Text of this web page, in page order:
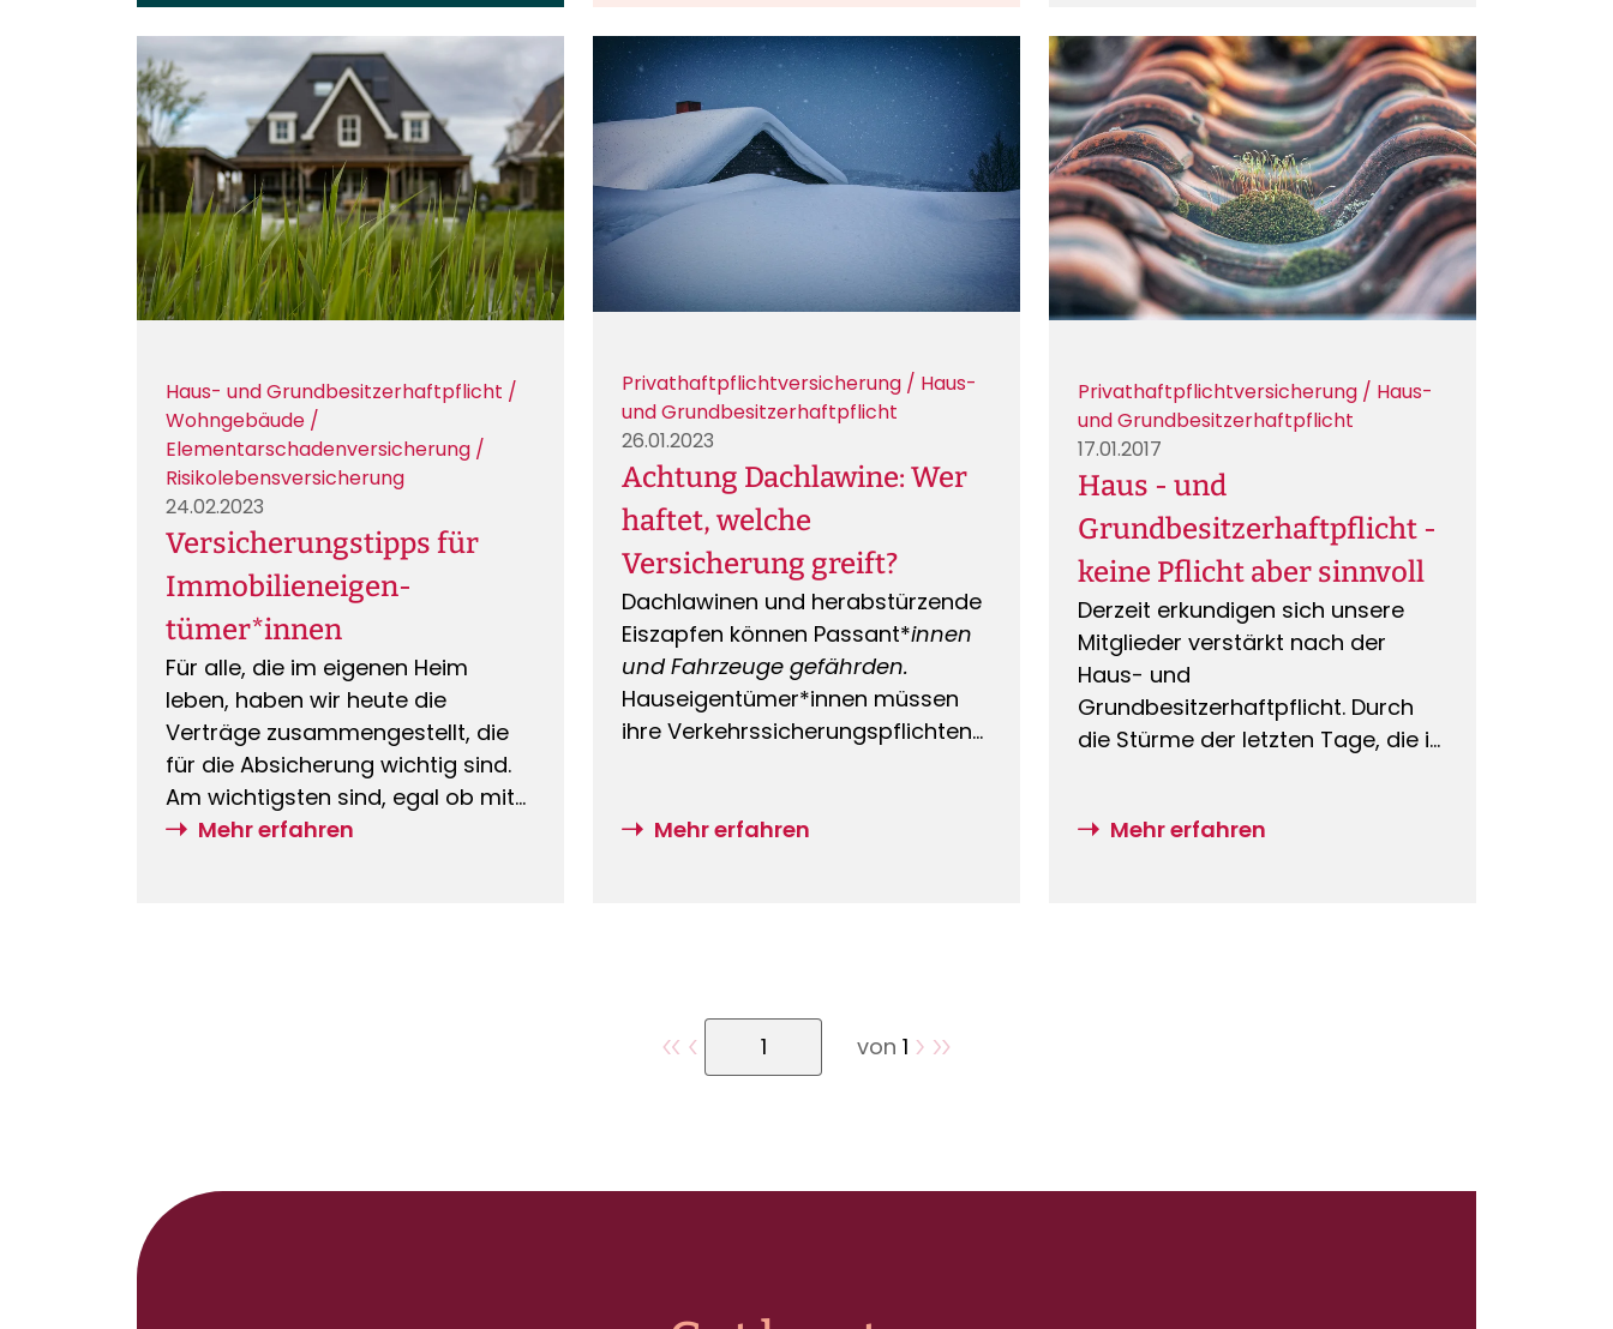
beste Absicherung für
Eigentumswohnungen? Während
die Gemeinschaft für das
Gemeinschaftseigentum
zuständig ist, sind
Eigentümer*innen selbst für den
Schutz ihres Sondereigentums
verantwortlich. Welche
Versicherungen für die
Eigentumswohnung sinnvoll und
Versicherung für Schäden
aufkommt, eine entscheidende
Rolle. Ebenso wichtig ist, was in
den Versicherungsbedingungen
steht. In diesem Ratgeber
erfahren Sie, welche
Versicherungen in den jeweiligen
Fällen Schutz bieten und was Sie
beachten sollten, um im
Schadensfall.
Haus- und Grundbesitzerhaftpflicht /
Wohngebäude /
Elementarschadenversicherung /
Risikolebensversicherung
24.02.2023
Versicherungstipps für
Immo­bilien­eigen­
tümer*in­nen
Für alle, die im eigenen Heim
leben, haben wir heute die
Verträge zusammengestellt, die
für die Absicherung wichtig sind.
Am wichtigsten sind, egal ob mit
oder ohne Immobilie, die private
Mehr erfahren
Privathaftpflichtversicherung / Haus-
und Grundbesitzerhaftpflicht
26.01.2023
Achtung Dachlawine: Wer
haftet, welche
Versicherung greift?
Dachlawinen und herabstürzende
Eiszapfen können Passant*innen
und Fahrzeuge gefährden.
Hauseigentümer*innen müssen
ihre Verkehrssicherungspflichten
am Gebäude durch Schneedruck
Dachlawinen abgesichert zu sein.
Mehr erfahren
Privathaftpflichtversicherung / Haus-
und Grundbesitzerhaftpflicht
17.01.2017
Haus - und
Grundbesitzerhaftpflicht -
keine Pflicht aber sinnvoll
Derzeit erkundigen sich unsere
Mitglieder verstärkt nach der
Haus- und
Grundbesitzerhaftpflicht. Durch
die Stürme der letzten Tage, die in
Hausbesitzer, inwieweit sie für
Mehr erfahren
von 1